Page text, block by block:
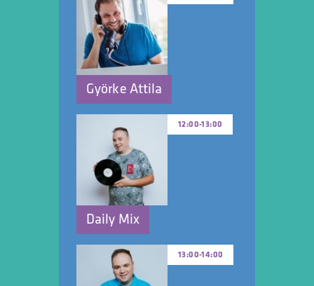
Györke Attila
12:00-13:00
Daily Mix
13:00-14:00